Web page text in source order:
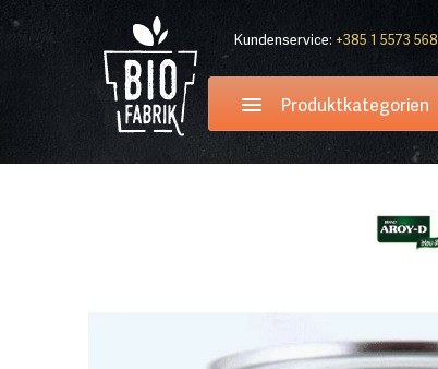
Kundenservice: +385 1 5573 568
Produktkategorien